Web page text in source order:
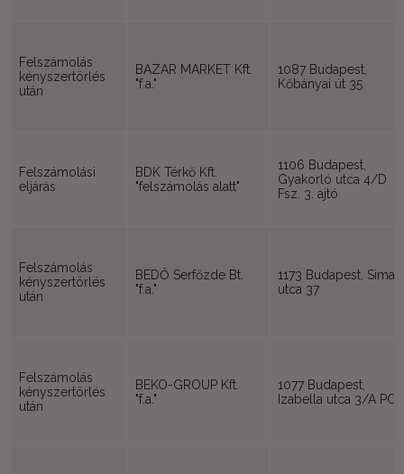
Felszámolás
kényszertörlés
után
BAZAR MARKET Kft.
"f.a."
1087 Budapest,
Kőbányai út 35
Felszámolási
eljárás
BDK Térkő Kft.
"felszámolás alatt"
1106 Budapest,
Gyakorló utca 4/D
Fsz. 3. ajtó
Felszámolás
kényszertörlés
után
BEDŐ Serfőzde Bt.
"f.a."
1173 Budapest, Sima
utca 37
Felszámolás
kényszertörlés
után
BEKO-GROUP Kft.
"f.a."
1077 Budapest,
Izabella utca 3/A PC1